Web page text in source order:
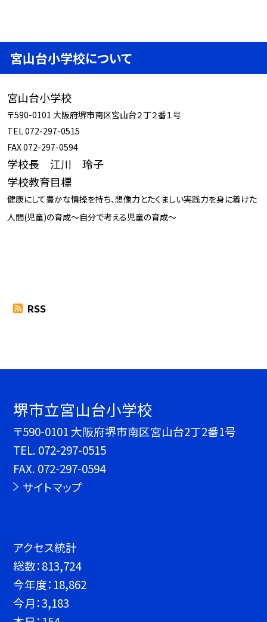
宮山台小学校について
宮山台小学校
〒590-0101 大阪府堺市南区宮山台２丁２番１号
TEL 072-297-0515
FAX 072-297-0594
学校長 江川 玲子
学校教育目標
健康にして豊かな情操を持ち、想像力とたくましい実践力を身に着けた
人間(児童)の育成～自分で考える児童の育成～
RSS
堺市立宮山台小学校
〒590-0101 大阪府堺市南区宮山台2丁2番1号
TEL. 072-297-0515
FAX. 072-297-0594
サイトマップ
アクセス統計
総数：813,724
今年度： 18,862
今月：3,183